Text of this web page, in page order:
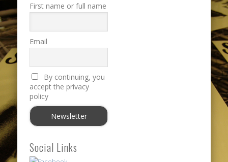
First name or full name
Email
By continuing, you
accept the privacy
policy
Social Links